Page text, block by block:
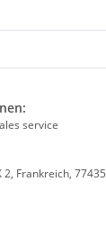
service
2, Frankreich, 77435